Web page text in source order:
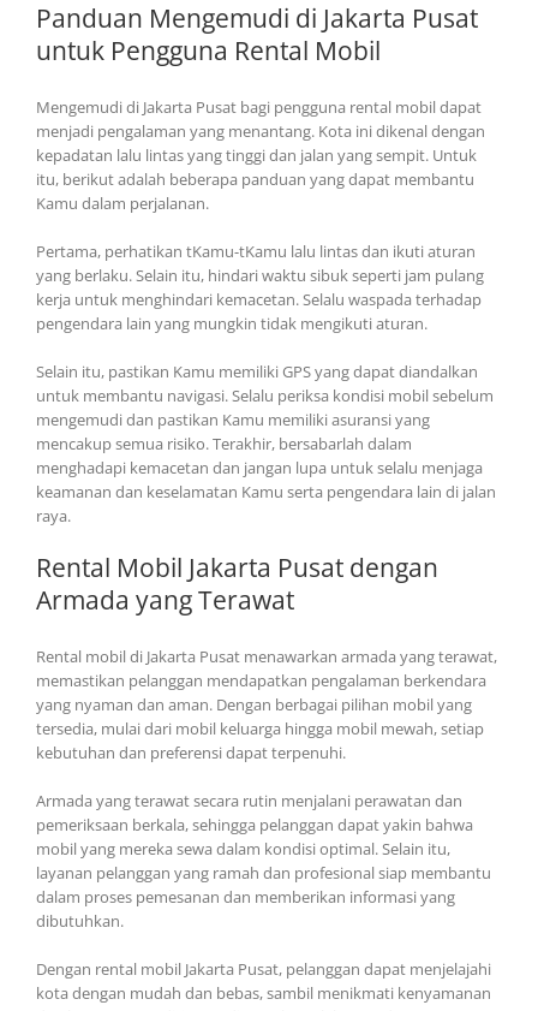
Panduan Mengemudi di Jakarta Pusat
untuk Pengguna Rental Mobil
Mengemudi di Jakarta Pusat bagi pengguna rental mobil dapat
menjadi pengalaman yang menantang. Kota ini dikenal dengan
kepadatan lalu lintas yang tinggi dan jalan yang sempit. Untuk
itu, berikut adalah beberapa panduan yang dapat membantu
Kamu dalam perjalanan.
Pertama, perhatikan tKamu-tKamu lalu lintas dan ikuti aturan
yang berlaku. Selain itu, hindari waktu sibuk seperti jam pulang
kerja untuk menghindari kemacetan. Selalu waspada terhadap
pengendara lain yang mungkin tidak mengikuti aturan.
Selain itu, pastikan Kamu memiliki GPS yang dapat diandalkan
untuk membantu navigasi. Selalu periksa kondisi mobil sebelum
mengemudi dan pastikan Kamu memiliki asuransi yang
mencakup semua risiko. Terakhir, bersabarlah dalam
menghadapi kemacetan dan jangan lupa untuk selalu menjaga
keamanan dan keselamatan Kamu serta pengendara lain di jalan
raya.
Rental Mobil Jakarta Pusat dengan
Armada yang Terawat
Rental mobil di Jakarta Pusat menawarkan armada yang terawat,
memastikan pelanggan mendapatkan pengalaman berkendara
yang nyaman dan aman. Dengan berbagai pilihan mobil yang
tersedia, mulai dari mobil keluarga hingga mobil mewah, setiap
kebutuhan dan preferensi dapat terpenuhi.
Armada yang terawat secara rutin menjalani perawatan dan
pemeriksaan berkala, sehingga pelanggan dapat yakin bahwa
mobil yang mereka sewa dalam kondisi optimal. Selain itu,
layanan pelanggan yang ramah dan profesional siap membantu
dalam proses pemesanan dan memberikan informasi yang
dibutuhkan.
Dengan rental mobil Jakarta Pusat, pelanggan dapat menjelajahi
kota dengan mudah dan bebas, sambil menikmati kenyamanan